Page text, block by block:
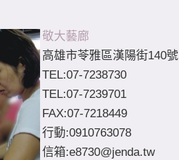
敬大藝廊
高雄市苓雅區漢陽街140號
TEL:07-7238730
TEL:07-7239701
FAX:07-7218449
行動:0910763078
信箱:e8730@jenda.tw